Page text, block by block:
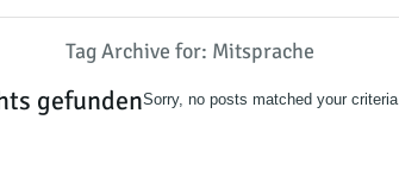
Tag Archive for: Mitsprache
gefundenSorry, no posts matched your criteria